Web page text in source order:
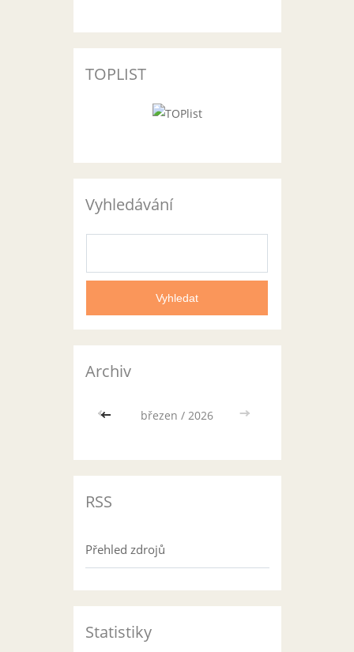
TOPLIST
Vyhledávání
Archiv
<< březen / 2026 >>
RSS
Přehled zdrojů
Statistiky